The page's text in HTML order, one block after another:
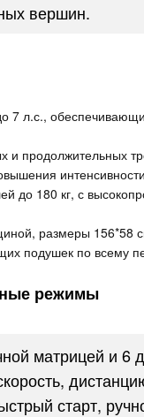
вершин.
7 л.с.,
продолжительных
до 180 кг, с
размеры 156*58
подушек по всему
режимы
матрицей и 6
старт,